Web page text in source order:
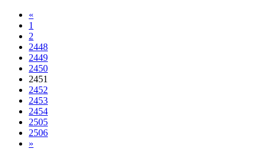
«
1
2
2448
2449
2450
2451
2452
2453
2454
2505
2506
»